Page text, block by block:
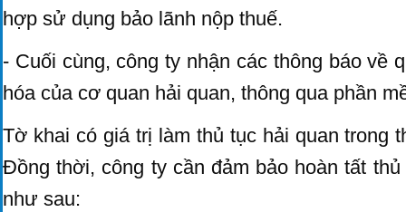
hợp sử dụng bảo lãnh nộp thuế.
- Cuối cùng, công ty nhận các thông báo về
hóa của cơ quan hải quan, thông qua phần
Tờ khai có giá trị làm thủ tục hải quan trong
Đồng thời, công ty cần đảm bảo hoàn tất
như sau: